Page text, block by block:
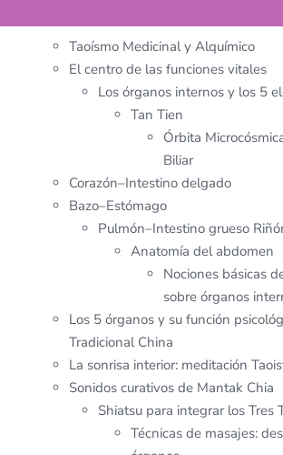
Taoísmo Medicinal y Alquímico
El centro de las funciones vitales
Los órganos internos y los 5
Tan Tien
Órbita
Biliar
Corazón–Intestino delgado
Bazo–Estómago
Pulmón–Intestino grueso
Anatomía del abdomen
Nociones básicas
sobre órganos
Los 5 órganos y su función
Tradicional China
La sonrisa interior: meditación
Sonidos curativos de Mantak Chia
Shiatsu para integrar los Tres
Técnicas de masajes: